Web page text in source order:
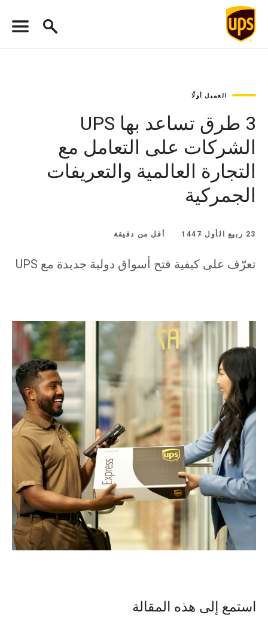
العميل أولًا
3 طرق تساعد بها UPS
الشركات على التعامل مع
التجارة العالمية والتعريفات
الجمركية
23 ربيع الأول 1447 أقل من دقيقة
تعرّف على كيفية فتح أسواق دولية جديدة مع UPS
استمع إلى هذه المقالة